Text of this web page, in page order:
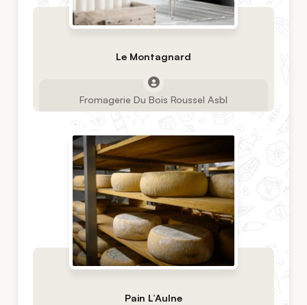
Le Montagnard
Fromagerie Du Bois Roussel Asbl
Pain L’Aulne